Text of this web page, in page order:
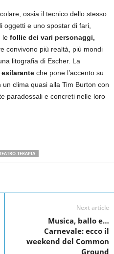
ossia il tecnico dello stesso
oggetti e uno spostar di fari,
le follie dei vari personaggi,
convivono più realtà, più mondi
litografia di Escher. La
che pone l’accento su
un clima quasi alla Tim Burton con
paradossali e concreti nelle loro
TERAPIA
Next article
Musica, ballo e…
Carnevale: ecco il
weekend del Common
Ground